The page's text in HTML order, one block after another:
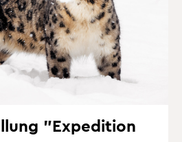
"Ex­pe­di­ti­on